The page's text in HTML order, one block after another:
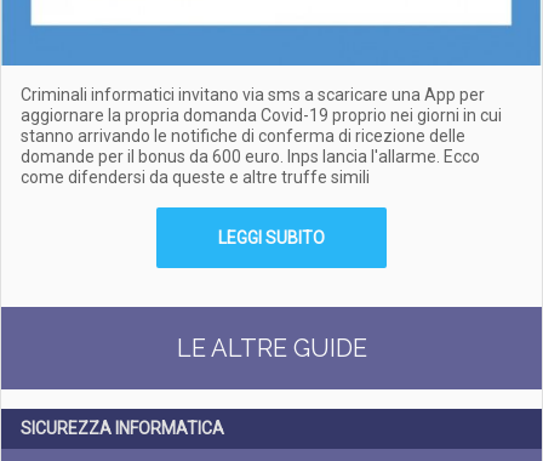
Criminali informatici invitano via sms a scaricare una App per
aggiornare la propria domanda Covid-19 proprio nei giorni in cui
stanno arrivando le notifiche di conferma di ricezione delle
domande per il bonus da 600 euro. Inps lancia l'allarme. Ecco
come difendersi da queste e altre truffe simili
LEGGI SUBITO
LE ALTRE GUIDE
SICUREZZA INFORMATICA